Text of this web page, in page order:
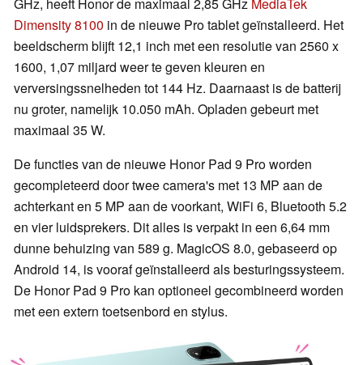
GHz, heeft Honor de maximaal 2,85 GHz MediaTek
Dimensity 8100 in de nieuwe Pro tablet geïnstalleerd. Het
beeldscherm blijft 12,1 inch met een resolutie van 2560 x
1600, 1,07 miljard weer te geven kleuren en
verversingssnelheden tot 144 Hz. Daarnaast is de batterij
nu groter, namelijk 10.050 mAh. Opladen gebeurt met
maximaal 35 W.
De functies van de nieuwe Honor Pad 9 Pro worden
gecompleteerd door twee camera's met 13 MP aan de
achterkant en 5 MP aan de voorkant, WiFi 6, Bluetooth 5.2
en vier luidsprekers. Dit alles is verpakt in een 6,64 mm
dunne behuizing van 589 g. MagicOS 8.0, gebaseerd op
Android 14, is vooraf geïnstalleerd als besturingssysteem.
De Honor Pad 9 Pro kan optioneel gecombineerd worden
met een extern toetsenbord en stylus.